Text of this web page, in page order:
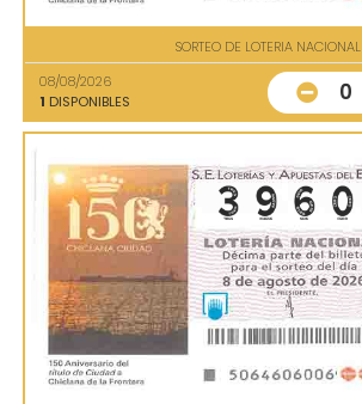
SORTEO DE LOTERIA NACIONAL
08/08/2026
1 DISPONIBLES 0